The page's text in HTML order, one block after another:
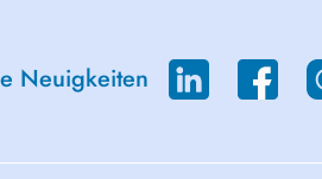
Neuigkeiten